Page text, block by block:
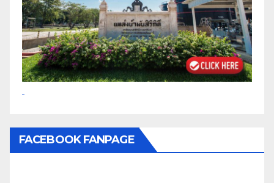
FACEBOOK FANPAGE